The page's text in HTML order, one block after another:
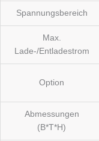
Spannungsbereich
Max.
Lade-/Entladestrom
Option
Abmessungen
(B*T*H)